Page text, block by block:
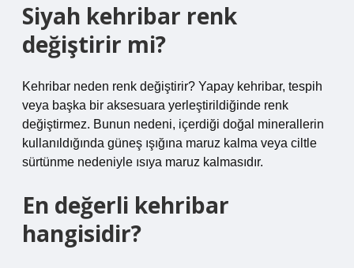
Siyah kehribar renk
değiştirir mi?
Kehribar neden renk değiştirir? Yapay kehribar, tespih
veya başka bir aksesuara yerleştirildiğinde renk
değiştirmez. Bunun nedeni, içerdiği doğal minerallerin
kullanıldığında güneş ışığına maruz kalma veya ciltle
sürtünme nedeniyle ısıya maruz kalmasıdır.
En değerli kehribar
hangisidir?